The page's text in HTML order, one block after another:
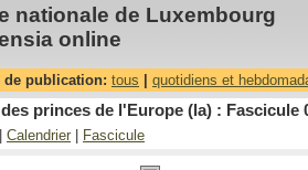
nationale de Luxembourg
online
de publication: tous quotidiens et
princes de l'Europe (la) : Fascicule
Calendrier Fascicule